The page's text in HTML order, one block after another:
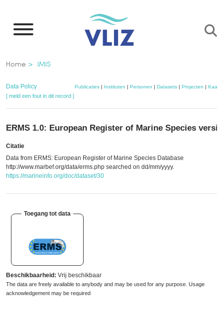
naar
inhoud
gaan
Kruimelpad
Home IMIS
Data Policy Publicaties| Instituten | Personen | Datasets| Projecten |
[ meld een fout in dit record ]
ERMS 1.0: European Register of Marine Species
Citatie
Data from ERMS: European Register of Marine Species Database
http://www.marbef.org/data/erms.php searched on dd/mm/yyyy.
https://marineinfo.org/doc/dataset/30
Toegang tot data
Beschikbaarheid: Vrij beschikbaar
The data are freely available to anybody and may be used for any purpose. Usage
acknowledgement may be required